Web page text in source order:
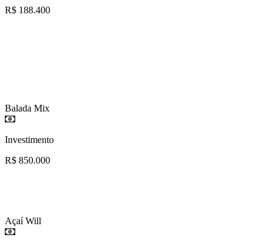
R$ 188.400
Balada Mix
Investimento
R$ 850.000
Açaí Will